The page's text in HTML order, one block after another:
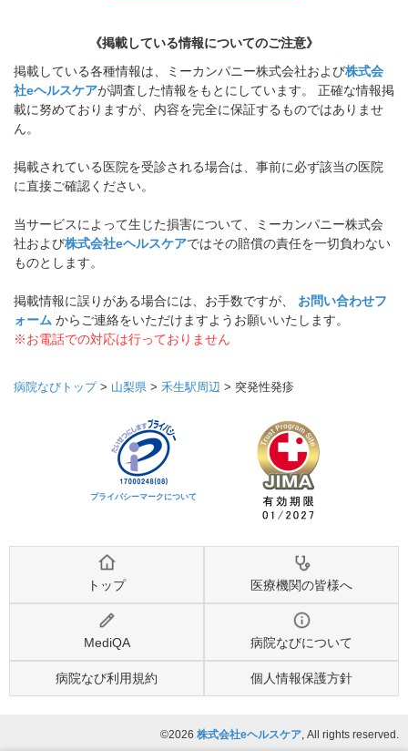
《掲載している情報についてのご注意》
掲載している各種情報は、ミーカンパニー株式会社および株式会
社eヘルスケアが調査した情報をもとにしています。 正確な情報掲
載に努めておりますが、内容を完全に保証するものではありませ
ん。
掲載されている医院を受診される場合は、事前に必ず該当の医院
に直接ご確認ください。
当サービスによって生じた損害について、ミーカンパニー株式会
社および株式会社eヘルスケアではその賠償の責任を一切負わない
ものとします。
掲載情報に誤りがある場合には、お手数ですが、 お問い合わせフ
ォーム からご連絡をいただけますようお願いいたします。
※お電話での対応は行っておりません
病院なびトップ> 山梨県 > 禾生駅周辺 > 突発性発疹
プライバシーマークについて
トップ 医療機関の皆様へ
MediQA 病院なびについて
病院なび利用規約 個人情報保護方針
©2026 株式会社eヘルスケア, All rights reserved.